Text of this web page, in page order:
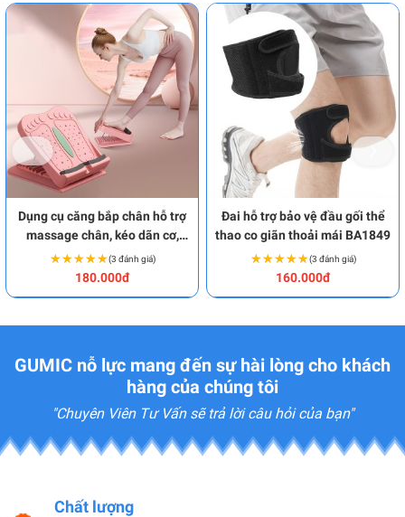
Dụng cụ căng bắp chân hỗ trợ
massage chân, kéo dãn cơ,
gân hiệu quả BA1962
★★★★★
★★★★★(3 đánh giá)
180.000đ
Đai hỗ trợ bảo vệ đầu gối thể
thao co giãn thoải mái BA1849
★★★★★
★★★★★(3 đánh giá)
160.000đ
GUMIC nỗ lực mang đến sự hài lòng cho khách
hàng của chúng tôi
"Chuyên Viên Tư Vấn sẽ trả lời câu hỏi của bạn"
Chất lượng